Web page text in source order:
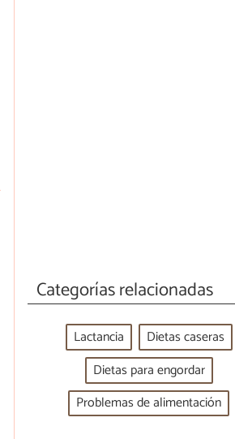
Categorías relacionadas
Lactancia
Dietas caseras
Dietas para engordar
Problemas de alimentación